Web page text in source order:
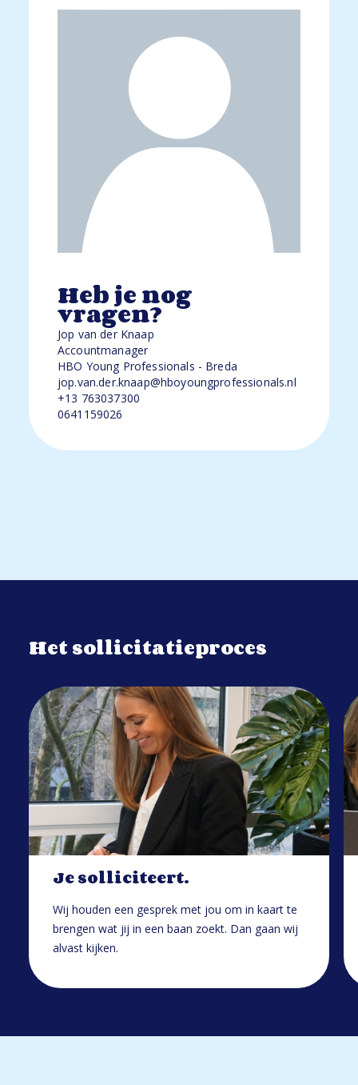
Heb je nog
vragen?
Jop van der Knaap
Accountmanager
HBO Young Professionals - Breda
jop.van.der.knaap@hboyoungprofessionals.nl
+13 763037300
0641159026
Het sollicitatieproces
Je solliciteert.
Wij houden een gesprek met jou om in kaart te
brengen wat jij in een baan zoekt. Dan gaan wij
alvast kijken.